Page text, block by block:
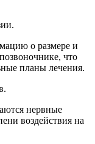
о размере и
что
планы лечения.
нервные
воздействия на